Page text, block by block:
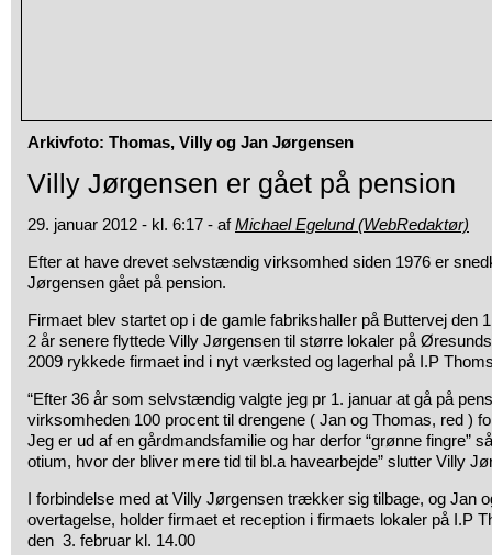
Arkivfoto: Thomas, Villy og Jan Jørgensen
Villy Jørgensen er gået på pension
29. januar 2012 - kl. 6:17 - afMichael Egelund (WebRedaktør)
Efter at have drevet selvstændig virksomhed siden 1976 er
Jørgensen gået på pension.
Firmaet blev startet op i de gamle fabrikshaller på Buttervej den
2 år senere flyttede Villy Jørgensen til større lokaler på
2009 rykkede firmaet ind i nyt værksted og lagerhal på I.P
“Efter 36 år som selvstændig valgte jeg pr 1. januar at gå på
virksomheden 100 procent til drengene ( Jan og Thomas, red )
Jeg er ud af en gårdmandsfamilie og har derfor “grønne fingre”
otium, hvor der bliver mere tid til bl.a havearbejde” slutter Villy
I forbindelse med at Villy Jørgensen trækker sig tilbage, og Jan
overtagelse, holder firmaet et reception i firmaets lokaler på I.P
den 3. februar kl. 14.00